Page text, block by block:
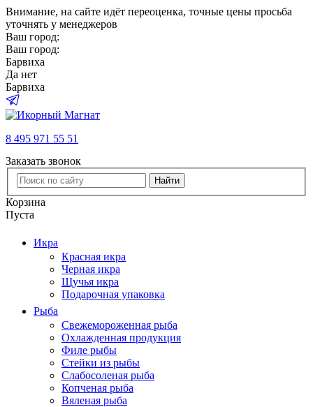
Внимание, на сайте идёт переоценка, точные цены просьба
уточнять у менеджеров
Ваш город:
Ваш город:
Барвиха
Да нет
Барвиха
8 495 971 55 51
Заказать звонок
Найти
Корзина
Пуста
Икра
Красная икра
Черная икра
Щучья икра
Подарочная упаковка
Рыба
Свежемороженная рыба
Охлажденная продукция
Филе рыбы
Стейки из рыбы
Слабосоленая рыба
Копченая рыба
Вяленая рыба